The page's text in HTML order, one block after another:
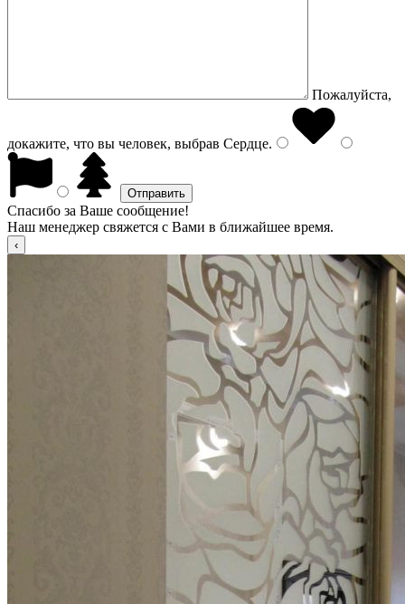
Пожалуйста,
докажите, что вы человек, выбрав Сердце.
Спасибо за Ваше сообщение!
Наш менеджер свяжется с Вами в ближайшее время.